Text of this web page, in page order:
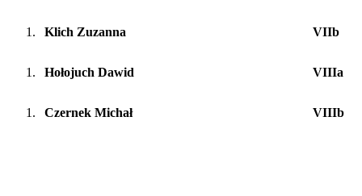
Klich Zuzanna VIIb
Hołojuch Dawid VIIIa
Czernek Michał VIIIb